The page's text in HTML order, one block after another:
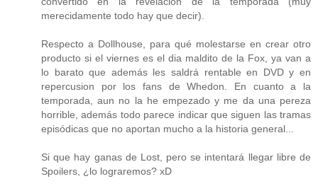
merecidamente todo hay que decir).
Respecto a Dollhouse, para qué molestarse en crear otro
producto si el viernes es el dia maldito de la Fox, ya van a
lo barato que además les saldrá rentable en DVD y en
repercusion por los fans de Whedon. En cuanto a la
temporada, aun no la he empezado y me da una pereza
horrible, además todo parece indicar que siguen las tramas
episódicas que no aportan mucho a la historia general...
Si que hay ganas de Lost, pero se intentará llegar libre de
Spoilers, ¿lo lograremos? xD